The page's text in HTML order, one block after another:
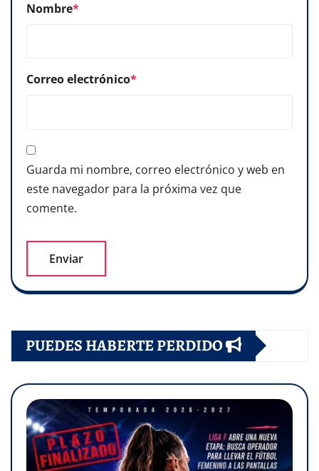
Nombre*
Correo electrónico*
Guarda mi nombre, correo electrónico y web en
este navegador para la próxima vez que
comente.
PUEDES HABERTE PERDIDO